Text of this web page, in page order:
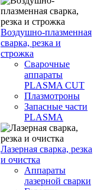
Воздушно-плазменная
сварка, резка и
строжка
Сварочные
аппараты
PLASMA CUT
Плазмотроны
Запасные части
PLASMA
Лазерная сварка, резка
и очистка
Аппараты
лазерной сварки